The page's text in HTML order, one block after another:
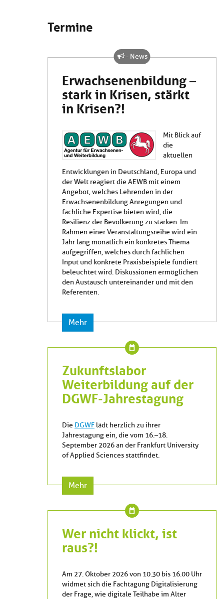
Termine
Erwachsenenbildung –
stark in Krisen, stärkt
in Krisen?!
- News
Mit Blick auf
die
aktuellen
Entwicklungen in Deutschland, Europa und
der Welt reagiert die AEWB mit einem
Angebot, welches Lehrenden in der
Erwachsenenbildung Anregungen und
fachliche Expertise bieten wird, die
Resilienz der Bevölkerung zu stärken. Im
Rahmen einer Veranstaltungsreihe wird ein
Jahr lang monatlich ein konkretes Thema
aufgegriffen, welches durch fachlichen
Input und konkrete Praxisbeispiele fundiert
beleuchtet wird. Diskussionen ermöglichen
den Austausch untereinander und mit den
Referenten.
Mehr
Zukunftslabor
Weiterbildung auf der
DGWF-Jahrestagung
Die DGWF lädt herzlich zu ihrer
Jahrestagung ein, die vom 16.–18.
September 2026 an der Frankfurt University
of Applied Sciences stattfindet.
Mehr
Wer nicht klickt, ist
raus?!
Am 27. Oktober 2026 von 10.30 bis 16.00 Uhr
widmet sich die Fachtagung Digitalisierung
der Frage, wie digitale Teilhabe im Alter